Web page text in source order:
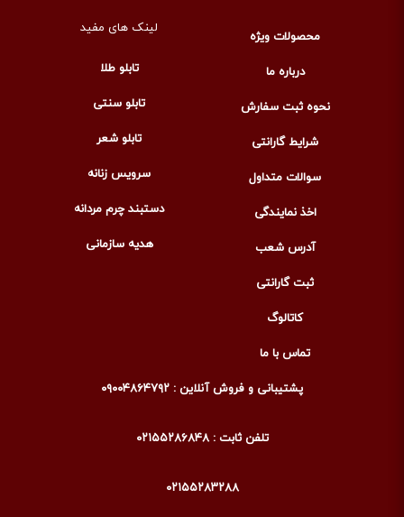
محصولات ویژه
درباره ما
نحوه ثبت سفارش
شرایط گارانتی
سوالات متداول
اخذ نمایندگی
آدرس شعب
ثبت گارانتی
کاتالوگ
تماس با ما
لینک های مفید
تابلو طلا
تابلو سنتی
تابلو شعر
سرویس زنانه
دستبند چرم مردانه
هدیه سازمانی
پشتیبانی و فروش آنلاین : ۰۹۰۰۴۸۶۴۷۹۲
تلفن ثابت : ۰۲۱۵۵۲۸۶۸۴۸
۰۲۱۵۵۲۸۳۲۸۸